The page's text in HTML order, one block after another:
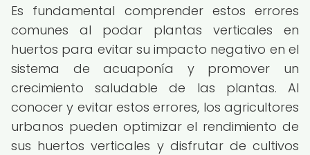
Es fundamental comprender estos errores
comunes al podar plantas verticales en
huertos para evitar su impacto negativo en el
sistema de acuaponía y promover un
crecimiento saludable de las plantas. Al
conocer y evitar estos errores, los agricultores
urbanos pueden optimizar el rendimiento de
sus huertos verticales y disfrutar de cultivos